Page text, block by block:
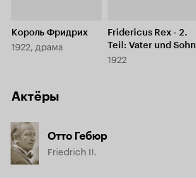
Король Фридрих
1922, драма
Fridericus Rex - 2.
Teil: Vater und Sohn
1922
Актёры
Отто Гебюр
Friedrich II.